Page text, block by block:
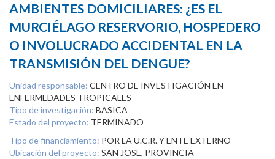
AMBIENTES DOMICILIARES: ¿ES EL
MURCIÉLAGO RESERVORIO, HOSPEDERO
O INVOLUCRADO ACCIDENTAL EN LA
TRANSMISIÓN DEL DENGUE?
Unidad responsable: CENTRO DE INVESTIGACIÓN EN
ENFERMEDADES TROPICALES
Tipo de investigación: BASICA
Estado del proyecto: TERMINADO
Tipo de financiamiento: POR LA U.C.R. Y ENTE EXTERNO
Ubicación del proyecto: SAN JOSE, PROVINCIA